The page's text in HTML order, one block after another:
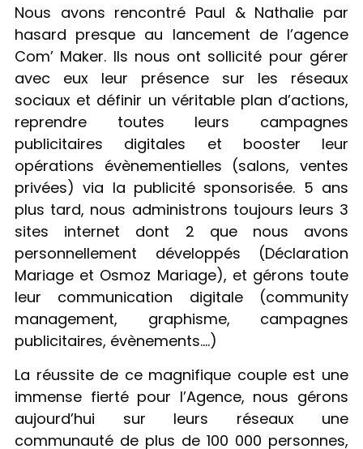
Nous avons rencontré Paul & Nathalie par
hasard presque au lancement de l’agence
Com’ Maker. Ils nous ont sollicité pour gérer
avec eux leur présence sur les réseaux
sociaux et définir un véritable plan d’actions,
reprendre toutes leurs campagnes
publicitaires digitales et booster leur
opérations évènementielles (salons, ventes
privées) via la publicité sponsorisée. 5 ans
plus tard, nous administrons toujours leurs 3
sites internet dont 2 que nous avons
personnellement développés (Déclaration
Mariage et Osmoz Mariage), et gérons toute
leur communication digitale (community
management, graphisme, campagnes
publicitaires, évènements….)
La réussite de ce magnifique couple est une
immense fierté pour l’Agence, nous gérons
aujourd’hui sur leurs réseaux une
communauté de plus de 100 000 personnes,